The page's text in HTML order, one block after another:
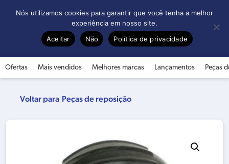
Ofertas Mais vendidos Melhores marcas Lançamentos Peças
Peças de reposição
Nós utilizamos cookies para garantir que você tenha a melhor
experiência em nosso site.
Aceitar
Não Política de privacidade